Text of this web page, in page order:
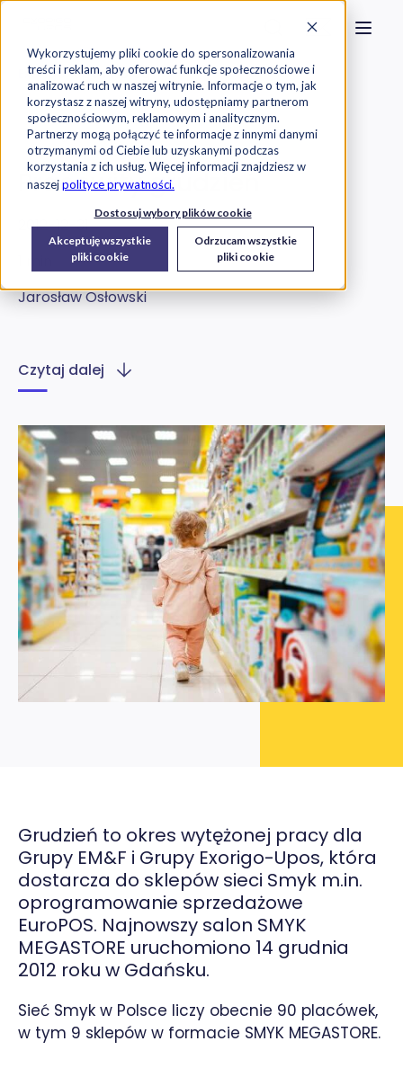
Wykorzystujemy pliki cookie do spersonalizowania
treści i reklam, aby oferować funkcje społecznościowe i
analizować ruch w naszej witrynie. Informacje o tym, jak
korzystasz z naszej witryny, udostępniamy partnerom
społecznościowym, reklamowym i analitycznym.
Partnerzy mogą połączyć te informacje z innymi danymi
otrzymanymi od Ciebie lub uzyskanymi podczas
korzystania z ich usług. Więcej informacji znajdziesz w
naszejpolityce prywatności.
Dostosuj wybory plików cookie
Akceptuję wszystkie
pliki cookie
Odrzucam wszystkie
pliki cookie
Szukaj na stronie
Skontaktuj
Exorigo-Upos Blog
Oprogramowanie
Pracowity grudzień
2012-12-31
Jarosław Osłowski
Czytaj dalej
Grudzień to okres wytężonej pracy dla
Grupy EM&F i Grupy Exorigo-Upos, która
dostarcza do sklepów sieci Smyk m.in.
oprogramowanie sprzedażowe
EuroPOS. Najnowszy salon SMYK
MEGASTORE uruchomiono 14 grudnia
2012 roku w Gdańsku.
Sieć Smyk w Polsce liczy obecnie 90 placówek,
w tym 9 sklepów w formacie SMYK MEGASTORE.